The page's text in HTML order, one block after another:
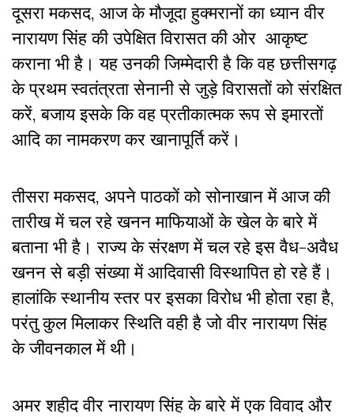
दूसरा मकसद, आज के मौजूदा हुक्मरानों का ध्यान वीर
नारायण सिंह की उपेक्षित विरासत की ओर आकृष्ट
कराना भी है। यह उनकी जिम्मेदारी है कि वह छत्तीसगढ़
के प्रथम स्वतंत्रता सेनानी से जुड़े विरासतों को संरक्षित
करें, बजाय इसके कि वह प्रतीकात्मक रूप से इमारतों
आदि का नामकरण कर खानापूर्ति करें।
तीसरा मकसद, अपने पाठकों को सोनाखान में आज की
तारीख में चल रहे खनन माफियाओं के खेल के बारे में
बताना भी है। राज्य के संरक्षण में चल रहे इस वैध-अवैध
खनन से बड़ी संख्या में आदिवासी विस्थापित हो रहे हैं।
हालांकि स्थानीय स्तर पर इसका विरोध भी होता रहा है,
परंतु कुल मिलाकर स्थिति वही है जो वीर नारायण सिंह
के जीवनकाल में थी।
अमर शहीद वीर नारायण सिंह के बारे में एक विवाद और